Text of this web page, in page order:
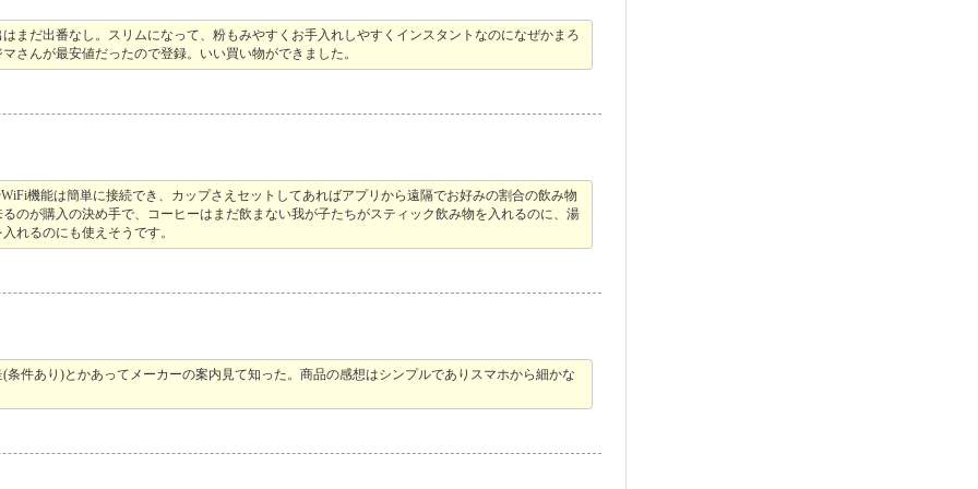
まだ出番なし。スリムになって、粉もみやすくお手入れしやすくインスタントなのになぜかまろ
さんが最安値だったので登録。いい買い物ができました。
機能は簡単に接続でき、カップさえセットしてあればアプリから遠隔でお好みの割合の飲み物
のが購入の決め手で、コーヒーはまだ飲まない我が子たちがスティック飲み物を入れるのに、湯
れるのにも使えそうです。
件あり)とかあってメーカーの案内見て知った。商品の感想はシンプルでありスマホから細かな